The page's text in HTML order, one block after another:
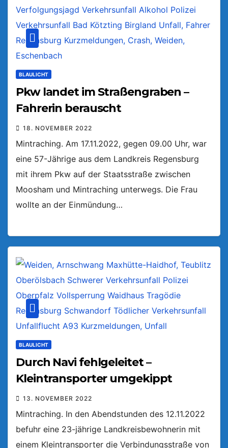
BLAULICHT
Pkw landet im Straßengraben –
Fahrerin berauscht
18. NOVEMBER 2022
Mintraching. Am 17.11.2022, gegen 09.00 Uhr, war
eine 57-Jährige aus dem Landkreis Regensburg
mit ihrem Pkw auf der Staatsstraße zwischen
Moosham und Mintraching unterwegs. Die Frau
wollte an der Einmündung…
BLAULICHT
Durch Navi fehlgeleitet –
Kleintransporter umgekippt
13. NOVEMBER 2022
Mintraching. In den Abendstunden des 12.11.2022
befuhr eine 23-jährige Landkreisbewohnerin mit
einem Kleintransporter die Verbindungsstraße von